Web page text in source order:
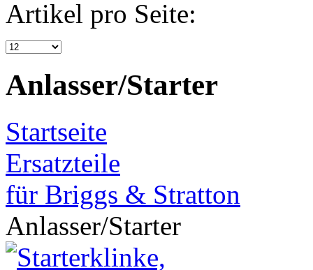
Artikel pro Seite:
Anlasser/Starter
Startseite
Ersatzteile
für Briggs & Stratton
Anlasser/Starter